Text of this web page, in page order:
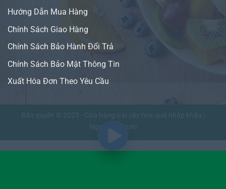
Hướng Dẫn Mua Hàng
Chính Sách Giao Hàng
Chính Sách Bảo Hành Đổi Trả
Chính Sách Bảo Mật Thông Tin
Xuất Hóa Đơn Theo Yêu Cầu
Bản quyền © 2025 - Cửa hàng trái cây hoa quả nhập khẩu |
NgonFruit.com